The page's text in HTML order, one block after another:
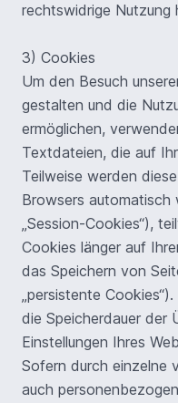
rechtswidrige Nutzung
3) Cookies
Um den Besuch
gestalten und die
ermöglichen,
Textdateien, die auf
Teilweise werden
Browsers automatisch
„Session-Cookies“),
Cookies länger auf
das Speichern von
„persistente
die Speicherdauer der
Einstellungen Ihres
Sofern durch einzelne
auch